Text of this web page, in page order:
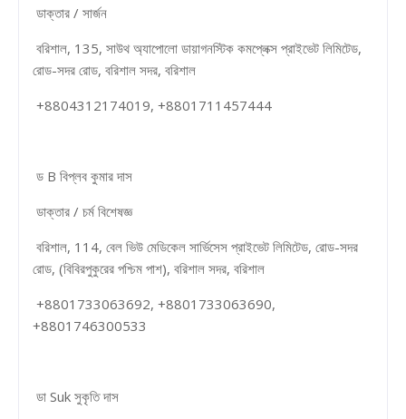
ডাক্তার / সার্জন
বরিশাল, 135, সাউথ অ্যাপোলো ডায়াগনস্টিক কমপ্লেক্স প্রাইভেট লিমিটেড,
রোড-সদর রোড, বরিশাল সদর, বরিশাল
+8804312174019, +8801711457444
ড B বিপ্লব কুমার দাস
ডাক্তার / চর্ম বিশেষজ্ঞ
বরিশাল, 114, বেল ভিউ মেডিকেল সার্ভিসেস প্রাইভেট লিমিটেড, রোড-সদর
রোড, (বিবিরপুকুরের পশ্চিম পাশ), বরিশাল সদর, বরিশাল
+8801733063692, +8801733063690,
+8801746300533
ডা Suk সুকৃতি দাস